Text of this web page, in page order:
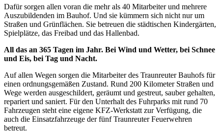
Dafür sorgen allen voran die mehr als 40 Mitarbeiter und mehrere
Auszubildenden im Bauhof. Und sie kümmern sich nicht nur um
Straßen und Grünflächen. Sie betreuen die städtischen Kindergärten,
Spielplätze, das Freibad und das Hallenbad.
All das an 365 Tagen im Jahr. Bei Wind und Wetter, bei Schnee
und Eis, bei Tag und Nacht.
Auf allen Wegen sorgen die Mitarbeiter des Traunreuter Bauhofs für
einen ordnungsgemäßen Zustand. Rund 200 Kilometer Straßen und
Wege werden ausgeschildert, geräumt und gestreut, sauber gehalten,
repariert und saniert. Für den Unterhalt des Fuhrparks mit rund 70
Fahrzeugen steht eine eigene KFZ-Werkstatt zur Verfügung, die
auch die Einsatzfahrzeuge der fünf Traunreuter Feuerwehren
betreut.